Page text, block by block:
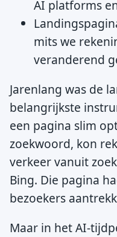
AI platforms
mits we
veranderend
Jarenlang was de
belangrijkste
een pagina slim
zoekwoord, kon
verkeer vanuit
Bing. Die pagina
bezoekers
Maar in het AI-